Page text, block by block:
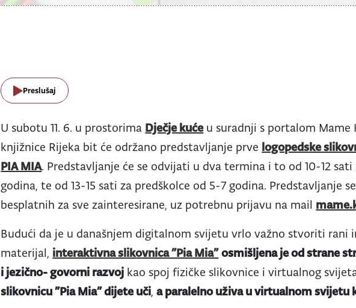
Preslušaj
U subotu 11. 6. u prostorima Dječje kućeu suradnji s portalom Mame
knjižnice Rijeka bit će održano predstavljanje prve logopedske
PIA MIA. Predstavljanje će se odvijati u dva termina i to od 10-12
godina, te od 13-15 sati za predškolce od 5-7 godina. Predstavljanje
besplatnih za sve zainteresirane, uz potrebnu prijavu na mail
Budući da je u današnjem digitalnom svijetu vrlo važno stvoriti rani
materijal, interaktivna slikovnica ”Pia Mia” osmišljena je od strane
i jezično- govorni razvoj kao spoj fizičke slikovnice i virtualnog
slikovnicu ”Pia Mia” dijete uči,a paralelno uživa u virtualnom svijetu